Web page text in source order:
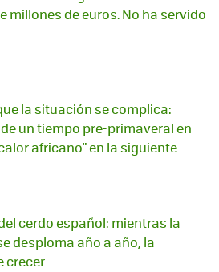
millones de euros. No ha servido
la situación se complica:
un tiempo pre-primaveral en
africano" en la siguiente
cerdo español: mientras la
desploma año a año, la
crecer